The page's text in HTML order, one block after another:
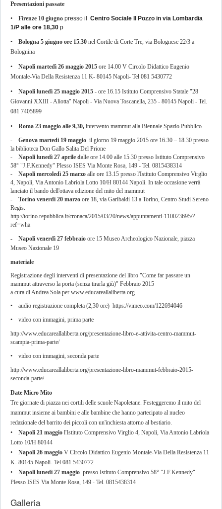
Presentazioni passate
• Firenze 10 giugno presso il Centro Sociale Il Pozzo in via Lombardia
1/P alle ore 18,30 p
• Bologna 5 giugno ore 15.30 nel Cortile di Corte Tre, via Bolognese 22/3 a
Bolognina
• Napoli martedì 26 maggio 2015 ore 14.00 V Circolo Didattico Eugenio
Montale-Via Della Resistenza 11 K- 80145 Napoli- Tel 081 5430772
• Napoli lunedì 25 maggio 2015 - ore 16.15 Istituto Comprensivo Statale "28
Giovanni XXIII - Aliotta" Napoli - Via Nuova Toscanella, 235 - 80145 Napoli - Tel.
081 7405899
• Roma 23 maggio alle 9,30, intervento mammut alla Biennale Spazio Pubblico
-
Genova martedì 19 maggio il giorno 19 maggio 2015 ore 16.30 – 18.30 presso
la biblioteca Don Gallo Salita Del Prione
-
Napoli lunedì 27 aprile dalle ore 14.00 alle 15.30 presso Istituto Comprensivo
58° "J.F.Kennedy" Plesso ISES Via Monte Rosa, 149 - Tel. 0815438314
- Napoli mercoledì 25 marzo alle ore 13.15 presso l'Istituto Comprensivo Virglio
4, Napoli, Via Antonio Labriola Lotto 10/H 80144 Napoli. In tale occasione verrà
lanciato il bando dell'ottava edizione del mito del mammut
- Torino venerdì 20 marzo ore 18, via Garibaldi 13 a Torino, Centro Studi Sereno
Regis.
http://torino.repubblica.it/cronaca/2015/03/20/news/appuntamenti-110023695/?
ref=wha
- Napoli venerdì 27 febbraio ore 15 Museo Archeologico Nazionale, piazza
Museo Nazionale 19
materiale
Registrazione degli interventi di presentazione del libro "Come far passare un
mammut attraverso la porta (senza tirarla giù)" Febbraio 2015
a cura di Andrea Sola per www.educareallaliberta.org
• audio registrazione completa (2,30 ore) https://vimeo.com/122694046
• video con immagini, prima parte
http://www.educareallaliberta.org/presentazione-libro-e-attivita-centro-mammut-
scampia-prima-parte/
• video con immagini, seconda parte
http://www.educareallaliberta.org/presentazione-libro-mammut-febbraio-2015-
seconda-parte/
Date Micro Mito
Tre giornate di piazza nei cortili delle scuole Napoletane. Festeggeremo il mito del
mammut insieme ai bambini e alle bambine che hanno partecipato al nucleo
redazionale del barrito dei piccoli con un'inchiesta attorno al bestiario.
•
Napoli 21 maggio l'Istituto Comprensivo Virglio 4, Napoli, Via Antonio Labriola
Lotto 10/H 80144
•
Napoli 26 maggio V Circolo Didattico Eugenio Montale-Via Della Resistenza 11
K- 80145 Napoli- Tel 081 5430772
• Napoli lunedì 27 maggio presso Istituto Comprensivo 58° "J.F.Kennedy"
Plesso ISES Via Monte Rosa, 149 - Tel. 0815438314
Galleria